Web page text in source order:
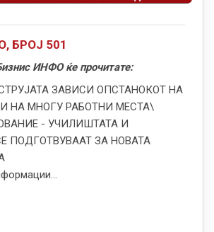
БРОЈ 501
ИНФО ќе прочитате:
ЗАВИСИ ОПСТАНОКОТ НА
НА МНОГУ РАБОТНИ МЕСТА\
- УЧИЛИШТАТА И
ПОДГОТВУВААТ ЗА НОВАТА